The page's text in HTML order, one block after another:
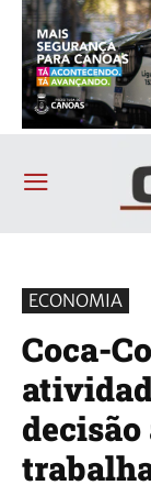
ECONOMIA
Coca-
decisão